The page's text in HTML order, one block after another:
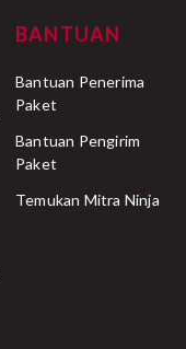
BANTUAN
Bantuan Penerima
Paket
Bantuan Pengirim
Paket
Temukan Mitra Ninja